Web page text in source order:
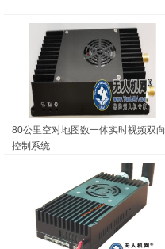
80公里空对地图数一体实时视频双向
控制系统